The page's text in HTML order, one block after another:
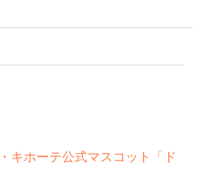
キホーテ公式マスコット「ド